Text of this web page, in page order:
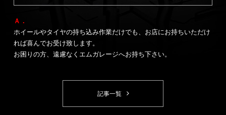
Ａ．
ホイールやタイヤの持ち込み作業だけでも、お店にお持ちいただけ
れば喜んでお受け致します。
お困りの方、遠慮なくエムガレージへお持ち下さい。
記事一覧